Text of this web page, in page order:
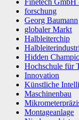
forschung
Georg Baumann
globaler Markt
Halbleiterchip
Hidden
Hochschule für
Innovation
Künstliche
Maschinenbau
Montageanlage